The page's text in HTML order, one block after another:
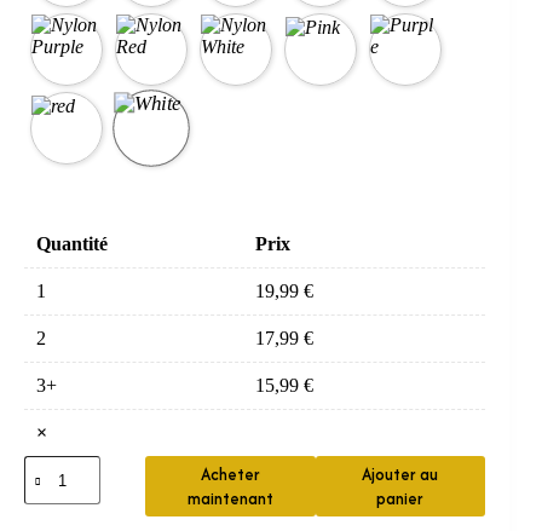
Quantité Prix
1 19,99 €
2 17,99 €
3+ 15,99 €
×
quantité
de
peigne
Acheter
maintenant
Ajouter au
panier